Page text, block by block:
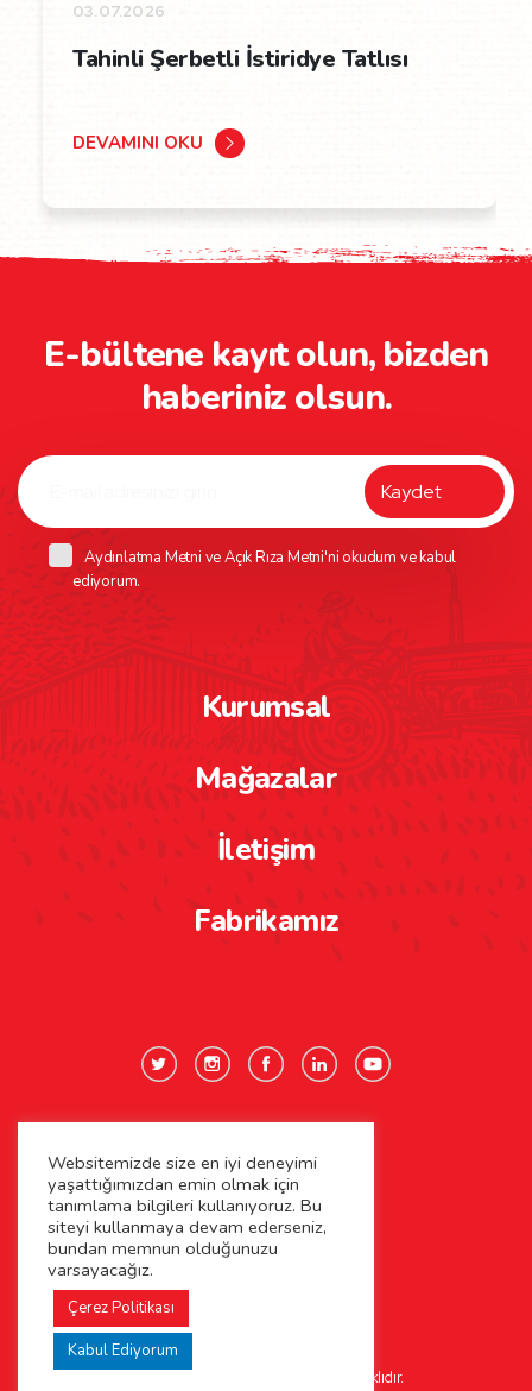
03.07.2026
Tahinli Şerbetli İstiridye Tatlısı
DEVAMINI OKU
E-bültene kayıt olun, bizden
haberiniz olsun.
Aydınlatma Metni veAçık Rıza Metni'ni okudum ve kabul
ediyorum.
Kurumsal
Mağazalar
İletişim
Fabrikamız
©2026 Kaya Çiftliği. Tüm Hakları Saklıdır.
Gizlilik Politikası
Çerez Politikası
Websitemizde size en iyi deneyimi
yaşattığımızdan emin olmak için
tanımlama bilgileri kullanıyoruz. Bu
siteyi kullanmaya devam ederseniz,
bundan memnun olduğunuzu
varsayacağız.
Çerez Politikası
Kabul Ediyorum